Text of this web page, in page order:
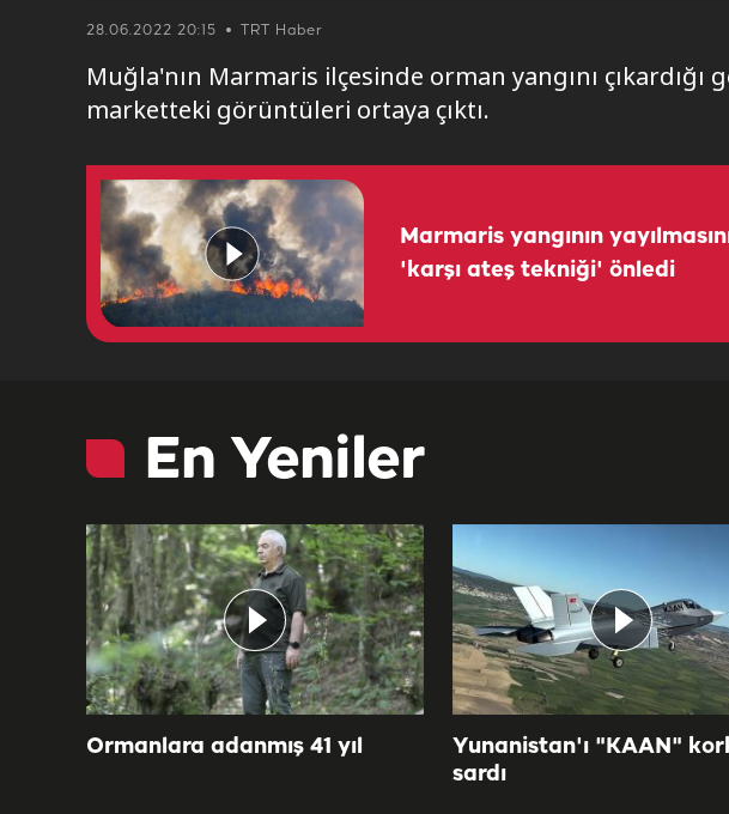
28.06.2022 20:15 TRT Haber
Muğla'nın Marmaris ilçesinde orman yangını
marketteki görüntüleri ortaya çıktı.
Marmaris yangının
'karşı ateş tekniği' önledi
En Yeniler
Ormanlara adanmış 41 yıl
Yunanistan'ı "KAAN"
sardı